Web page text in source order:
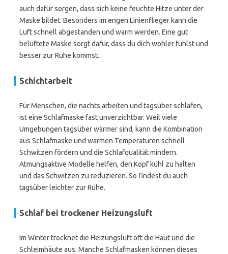
auch dafür sorgen, dass sich keine feuchte Hitze unter der
Maske bildet. Besonders im engen Linienflieger kann die
Luft schnell abgestanden und warm werden. Eine gut
belüftete Maske sorgt dafür, dass du dich wohler fühlst und
besser zur Ruhe kommst.
Schichtarbeit
Für Menschen, die nachts arbeiten und tagsüber schlafen,
ist eine Schlafmaske fast unverzichtbar. Weil viele
Umgebungen tagsüber wärmer sind, kann die Kombination
aus Schlafmaske und warmen Temperaturen schnell
Schwitzen fördern und die Schlafqualität mindern.
Atmungsaktive Modelle helfen, den Kopf kühl zu halten
und das Schwitzen zu reduzieren. So findest du auch
tagsüber leichter zur Ruhe.
Schlaf bei trockener Heizungsluft
Im Winter trocknet die Heizungsluft oft die Haut und die
Schleimhäute aus. Manche Schlafmasken können dieses